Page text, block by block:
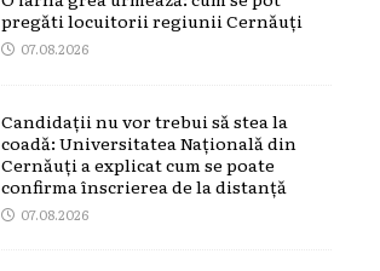
pregăti locuitorii regiunii Cernăuți
07.08.2026
Candidații nu vor trebui să stea la
coadă: Universitatea Națională din
Cernăuți a explicat cum se poate
confirma înscrierea de la distanță
07.08.2026